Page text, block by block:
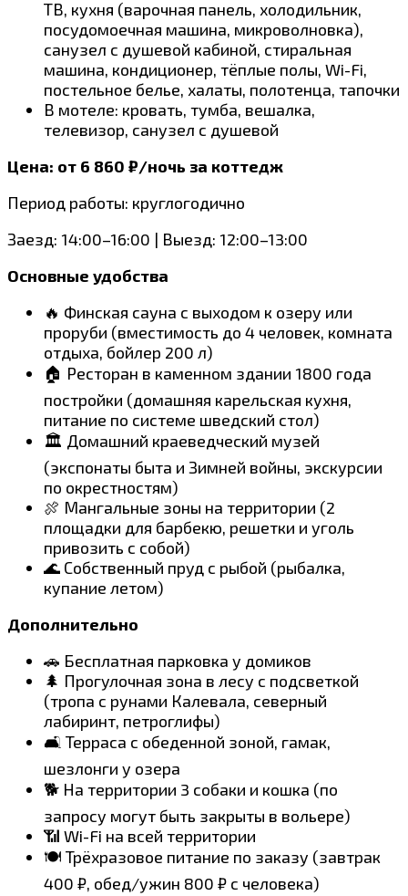
ТВ, кухня (варочная панель, холодильник,
посудомоечная машина, микроволновка),
санузел с душевой кабиной, стиральная
машина, кондиционер, тёплые полы, Wi-Fi,
постельное белье, халаты, полотенца, тапочки
В мотеле: кровать, тумба, вешалка,
телевизор, санузел с душевой
Цена: от 6 860 ₽/ночь за коттедж
Период работы: круглогодично
Заезд: 14:00–16:00 | Выезд: 12:00–13:00
Основные удобства
🔥 Финская сауна с выходом к озеру или
проруби (вместимость до 4 человек, комната
отдыха, бойлер 200 л)
🏠 Ресторан в каменном здании 1800 года
постройки (домашняя карельская кухня,
питание по системе шведский стол)
🏛️ Домашний краеведческий музей
(экспонаты быта и Зимней войны, экскурсии
по окрестностям)
🍖 Мангальные зоны на территории (2
площадки для барбекю, решетки и уголь
привозить с собой)
🌊 Собственный пруд с рыбой (рыбалка,
купание летом)
Дополнительно
🚗 Бесплатная парковка у домиков
🌲 Прогулочная зона в лесу с подсветкой
(тропа с рунами Калевала, северный
лабиринт, петроглифы)
🛋️ Терраса с обеденной зоной, гамак,
шезлонги у озера
🐕 На территории 3 собаки и кошка (по
запросу могут быть закрыты в вольере)
📶 Wi-Fi на всей территории
🍽️ Трёхразовое питание по заказу (завтрак
400 ₽, обед/ужин 800 ₽ с человека)